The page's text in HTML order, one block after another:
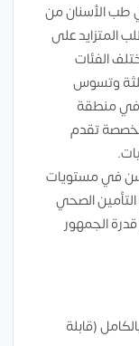
الأسنان من
المتزايد على
الفئات
وتسوس
في منطقة
تقدم
في مستويات
الصحي
الجمهور
(قابلة